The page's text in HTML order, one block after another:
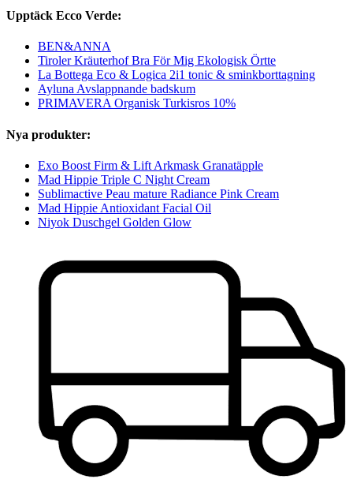
Upptäck Ecco Verde:
BEN&ANNA
Tiroler Kräuterhof Bra För Mig Ekologisk Örtte
La Bottega Eco & Logica 2i1 tonic & sminkborttagning
Ayluna Avslappnande badskum
PRIMAVERA Organisk Turkisros 10%
Nya produkter:
Exo Boost Firm & Lift Arkmask Granatäpple
Mad Hippie Triple C Night Cream
Sublimactive Peau mature Radiance Pink Cream
Mad Hippie Antioxidant Facial Oil
Niyok Duschgel Golden Glow